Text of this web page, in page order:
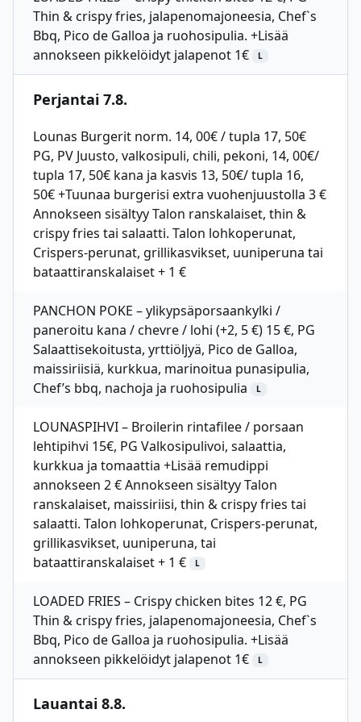
Thin & crispy fries, jalapenomajoneesia, Chef`s
Bbq, Pico de Galloa ja ruohosipulia. +Lisää
annokseen pikkelöidyt jalapenot 1€
L
Perjantai 7.8.
Lounas Burgerit norm. 14, 00€ / tupla 17, 50€
PG, PV Juusto, valkosipuli, chili, pekoni, 14, 00€/
tupla 17, 50€ kana ja kasvis 13, 50€/ tupla 16,
50€ +Tuunaa burgerisi extra vuohenjuustolla 3 €
Annokseen sisältyy Talon ranskalaiset, thin &
crispy fries tai salaatti. Talon lohkoperunat,
Crispers-perunat, grillikasvikset, uuniperuna tai
bataattiranskalaiset + 1 €
PANCHON POKE – ylikypsäporsaankylki /
paneroitu kana / chevre / lohi (+2, 5 €) 15 €, PG
Salaattisekoitusta, yrttiöljyä, Pico de Galloa,
maissiriisiä, kurkkua, marinoitua punasipulia,
Chef’s bbq, nachoja ja ruohosipulia
L
LOUNASPIHVI – Broilerin rintafilee / porsaan
lehtipihvi 15€, PG Valkosipulivoi, salaattia,
kurkkua ja tomaattia +Lisää remudippi
annokseen 2 € Annokseen sisältyy Talon
ranskalaiset, maissiriisi, thin & crispy fries tai
salaatti. Talon lohkoperunat, Crispers-perunat,
grillikasvikset, uuniperuna, tai
bataattiranskalaiset + 1 €
L
LOADED FRIES – Crispy chicken bites 12 €, PG
Thin & crispy fries, jalapenomajoneesia, Chef`s
Bbq, Pico de Galloa ja ruohosipulia. +Lisää
annokseen pikkelöidyt jalapenot 1€
L
Lauantai 8.8.